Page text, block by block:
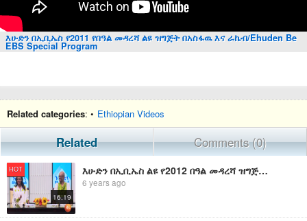
እሁድን በኢቢኤስ የ2011 የበዓል መዳረሻ ልዩ ዝግጅት በአስፋዉ እና ራኬብ/Ehuden Be
EBS Special Program
Related categories: • Ethiopian Videos
Related Comments (0)
HOT
16:19
እሁድን በኢቢኤስ ልዩ የ2012 በዓል መዳረሻ ዝግጅት በአስፋዉ እና ራኬብ
6 years ago